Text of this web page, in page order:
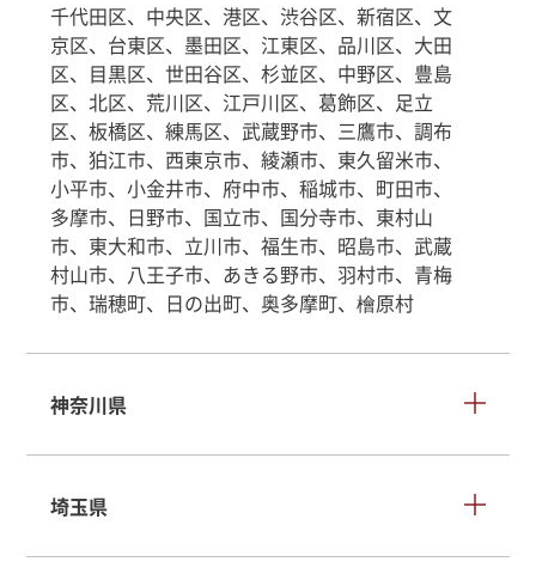
千代田区、中央区、港区、渋谷区、新宿区、文
京区、台東区、墨田区、江東区、品川区、大田
区、目黒区、世田谷区、杉並区、中野区、豊島
区、北区、荒川区、江戸川区、葛飾区、足立
区、板橋区、練馬区、武蔵野市、三鷹市、調布
市、狛江市、西東京市、綾瀬市、東久留米市、
小平市、小金井市、府中市、稲城市、町田市、
多摩市、日野市、国立市、国分寺市、東村山
市、東大和市、立川市、福生市、昭島市、武蔵
村山市、八王子市、あきる野市、羽村市、青梅
市、瑞穂町、日の出町、奥多摩町、檜原村
神奈川県
埼玉県